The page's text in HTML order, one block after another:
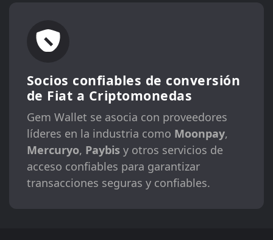
Socios confiables de conversión
de Fiat a Criptomonedas
Gem Wallet se asocia con proveedores
líderes en la industria como Moonpay,
Mercuryo, Paybis y otros servicios de
acceso confiables para garantizar
transacciones seguras y confiables.